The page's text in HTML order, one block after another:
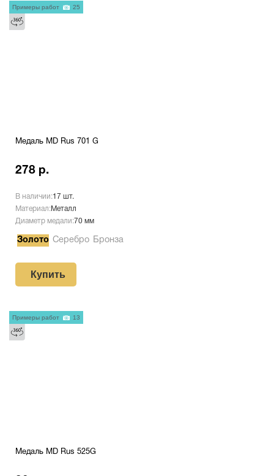
Медаль MD Rus 701 G
278 р.
В наличии:17 шт.
Материал:Металл
Диаметр медали:70 мм
Золото Серебро Бронза
Купить
Примеры работ 25
Медаль MD Rus 525G
Примеры работ 13